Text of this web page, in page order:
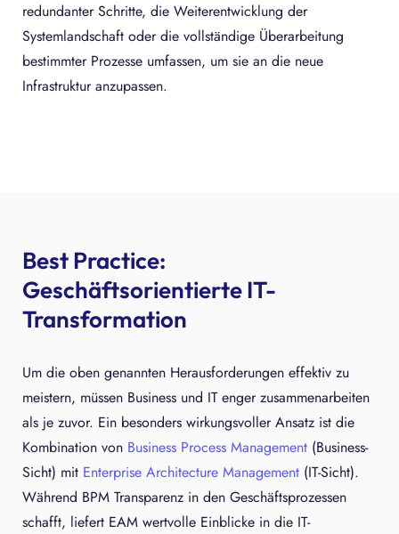
redundanter Schritte, die Weiterentwicklung der
Systemlandschaft oder die vollständige Überarbeitung
bestimmter Prozesse umfassen, um sie an die neue
Infrastruktur anzupassen.
Best Practice:
Geschäftsorientierte IT-
Transformation
Um die oben genannten Herausforderungen effektiv zu
meistern, müssen Business und IT enger zusammenarbeiten
als je zuvor. Ein besonders wirkungsvoller Ansatz ist die
Kombination von Business Process Management (Business-
Sicht) mit Enterprise Architecture Management (IT-Sicht).
Während BPM Transparenz in den Geschäftsprozessen
schafft, liefert EAM wertvolle Einblicke in die IT-